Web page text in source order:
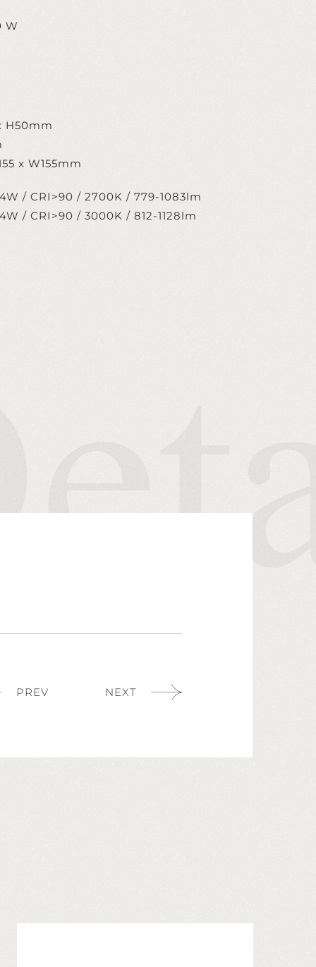
W
H50mm
x W155mm
/ CRI>90 / 2700K / 779-1083lm
/ CRI>90 / 3000K / 812-1128lm
PREV NEXT